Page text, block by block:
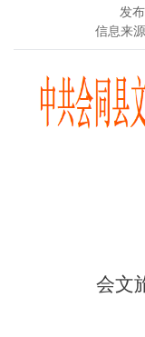
发
信息来
会文